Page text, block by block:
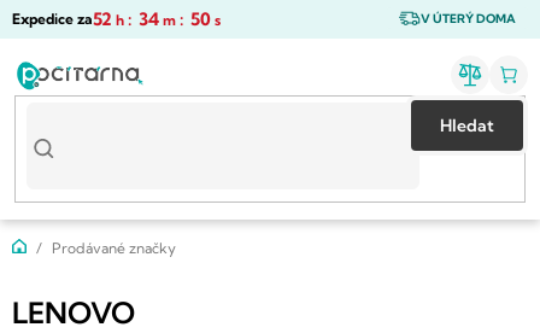
Přejít
V ÚTERÝ DOMA
Expedice za52 h : 34 m : 49 s
Hledat
DomůProdávané značky
LENOVO